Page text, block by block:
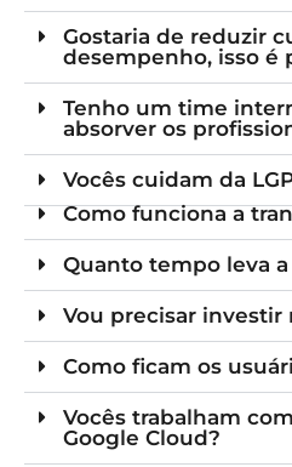
Gostaria de reduzir
desempenho, isso é
Tenho um time
absorver os
Vocês cuidam da
Como funciona a
Quanto tempo leva a
Vou precisar investir
Como ficam os
Vocês trabalham
Google Cloud?